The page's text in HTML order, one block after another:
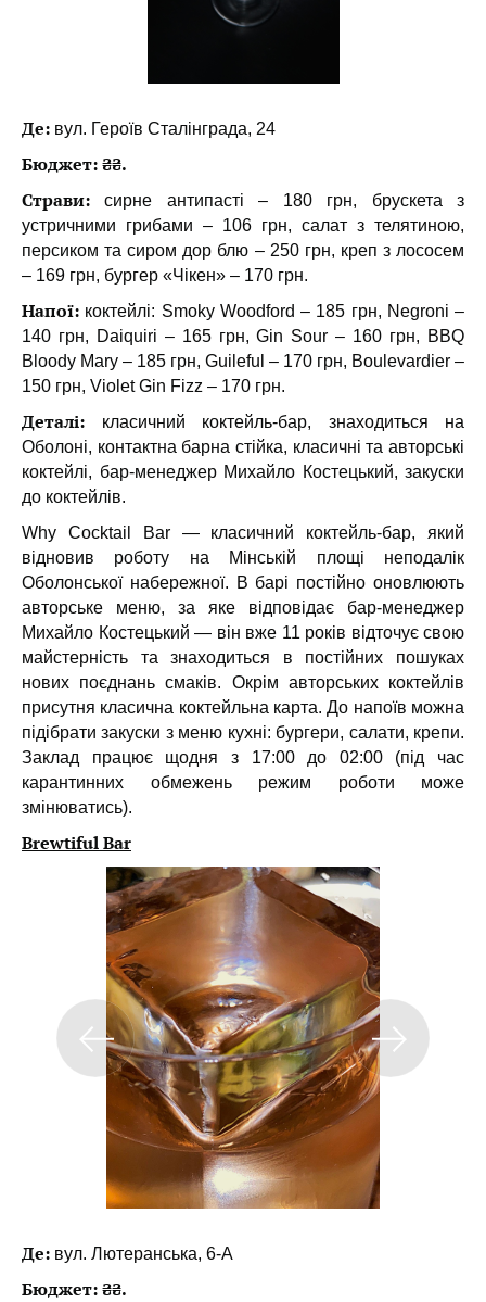
Де: вул. Героїв Сталінграда, 24
Бюджет: ₴₴.
Страви: сирне антипасті – 180 грн, брускета з
устричними грибами – 106 грн, салат з телятиною,
персиком та сиром дор блю – 250 грн, креп з лососем
– 169 грн, бургер «Чікен» – 170 грн.
Напої: коктейлі: Smoky Woodford – 185 грн, Negroni –
140 грн, Daiquiri – 165 грн, Gin Sour – 160 грн, BBQ
Bloody Mary – 185 грн, Guileful – 170 грн, Boulevardier –
150 грн, Violet Gin Fizz – 170 грн.
Деталі: класичний коктейль-бар, знаходиться на
Оболоні, контактна барна стійка, класичні та авторські
коктейлі, бар-менеджер Михайло Костецький, закуски
до коктейлів.
Why Cocktail Bar — класичний коктейль-бар, який
відновив роботу на Мінській площі неподалік
Оболонської набережної. В барі постійно оновлюють
авторське меню, за яке відповідає бар-менеджер
Михайло Костецький — він вже 11 років відточує свою
майстерність та знаходиться в постійних пошуках
нових поєднань смаків. Окрім авторських коктейлів
присутня класична коктейльна карта. До напоїв можна
підібрати закуски з меню кухні: бургери, салати, крепи.
Заклад працює щодня з 17:00 до 02:00 (під час
карантинних обмежень режим роботи може
змінюватись).
Brewtiful Bar
Де: вул. Лютеранська, 6-А
Бюджет: ₴₴.